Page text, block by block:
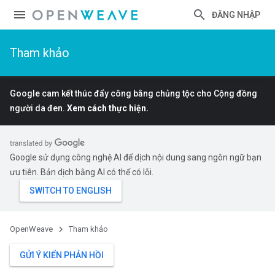
ĐĂNG NHẬP
Tham khảo
Google cam kết thúc đẩy công bằng chủng tộc cho Cộng đồng
người da đen. Xem cách thực hiện.
Google sử dụng công nghệ AI để dịch nội dung sang ngôn ngữ bạn
ưu tiên. Bản dịch bằng AI có thể có lỗi.
OpenWeave Tham khảo
GỬI Ý KIẾN PHẢN HỒI